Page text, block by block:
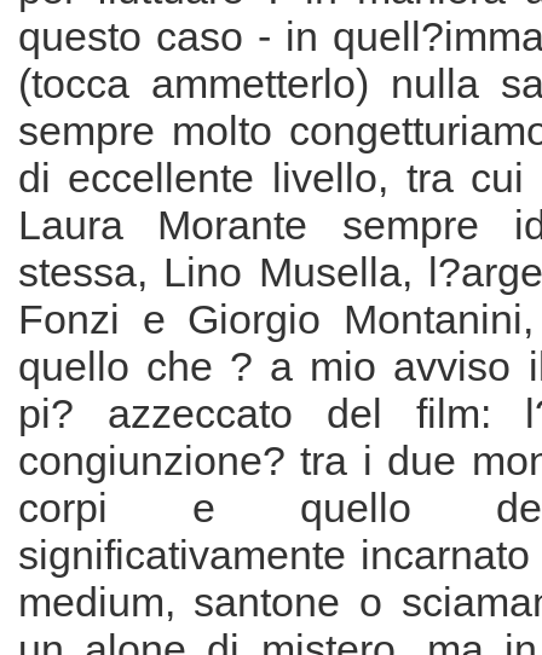
questo caso - in
(tocca ammetterlo) nulla
sempre molto
di eccellente livello, tra cui
Laura Morante sempre
stessa, Lino Musella,
Fonzi e Giorgio
quello che ? a mio avviso
pi? azzeccato del film:
congiunzione? tra i due
corpi e quello
significativamente
medium, santone o